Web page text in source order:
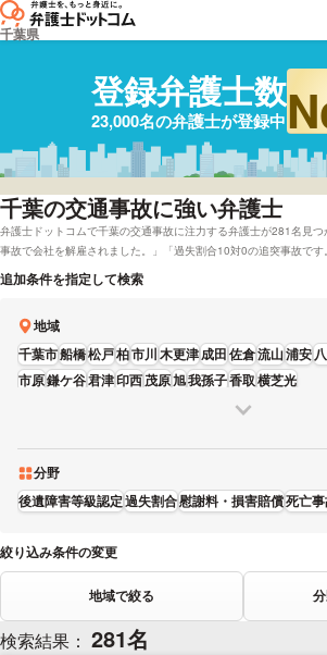
千葉県
登録弁護士数
23,000名の弁護士が登録中
千葉の交通事故に強い弁護士
弁護士ドットコムで千葉の交通事故に注力する弁護士が281名見
事故で会社を解雇されました。」「過失割合10対0の追突事故で
ます。弁護士ドットコムでは千葉で初回相談を無料で受け付けして
カード払いで受け付けしている弁護士といった色々なニーズ別で調
の弁護士または法律事務所を料金で比較したい」などの依頼にも
の中には「費用については相談時に契約についてもお伺いします
とおっしゃる方もおります。交通事故のトラブルに巻き込まれて
録弁護士22,842人の中から、男性・女性などの性別や資格などの
弁護士に一度相談をしてみてはいかがでしょうか。
追加条件を指定して検索
地域
千葉市船橋松戸柏市川木更津成田佐倉流山浦安
市原鎌ケ谷君津印西茂原旭我孫子香取横芝光
分野
後遺障害等級認定過失割合慰謝料・損害賠償死亡
絞り込み条件の変更
地域で絞る
検索結果： 281名